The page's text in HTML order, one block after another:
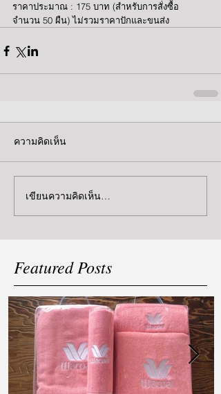
ราคาประมาณ : 175 บาท (สำหรับการสั่งซื้อ
จำนวน 50 ผืน) ไม่รวมราคาปักและขนส่ง
ความคิดเห็น
เขียนความคิดเห็น…
Featured Posts